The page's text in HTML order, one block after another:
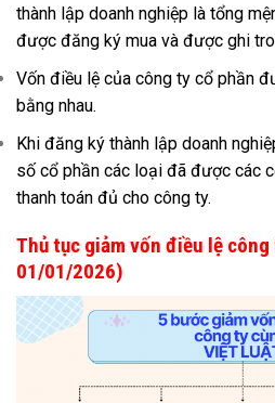
thành lập doanh nghiệp là tổng
được đăng ký mua và được ghi
Vốn điều lệ của công ty cổ phần
bằng nhau.
Khi đăng ký thành lập doanh
số cổ phần các loại đã được các
thanh toán đủ cho công ty.
Thủ tục giảm vốn điều lệ
01/01/2026)